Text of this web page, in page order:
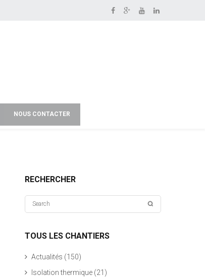
NOUS CONTACTER
RECHERCHER
TOUS LES CHANTIERS
Actualités (150)
Isolation thermique (21)